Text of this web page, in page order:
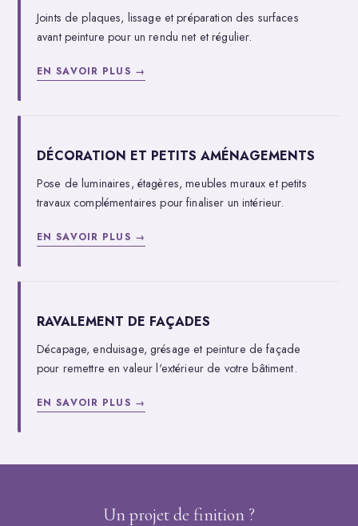
Joints de plaques, lissage et préparation des surfaces
avant peinture pour un rendu net et régulier.
EN SAVOIR PLUS →
DÉCORATION ET PETITS AMÉNAGEMENTS
Pose de luminaires, étagères, meubles muraux et petits
travaux complémentaires pour finaliser un intérieur.
EN SAVOIR PLUS →
RAVALEMENT DE FAÇADES
Décapage, enduisage, grésage et peinture de façade
pour remettre en valeur l'extérieur de votre bâtiment.
EN SAVOIR PLUS →
Un projet de finition ?